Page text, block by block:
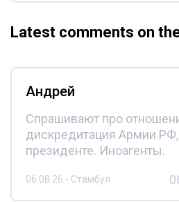
Latest comments on
Андрей
Спрашивают про
дискредитация Армии РФ,
президенте. Иноагенты.
06.08.26 - Стамбул